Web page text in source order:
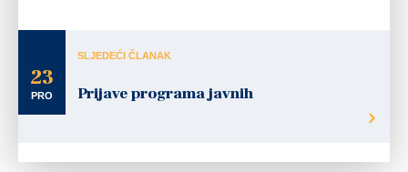
23
PRO
SLJEDEĆI ČLANAK
Prijave programa javnih